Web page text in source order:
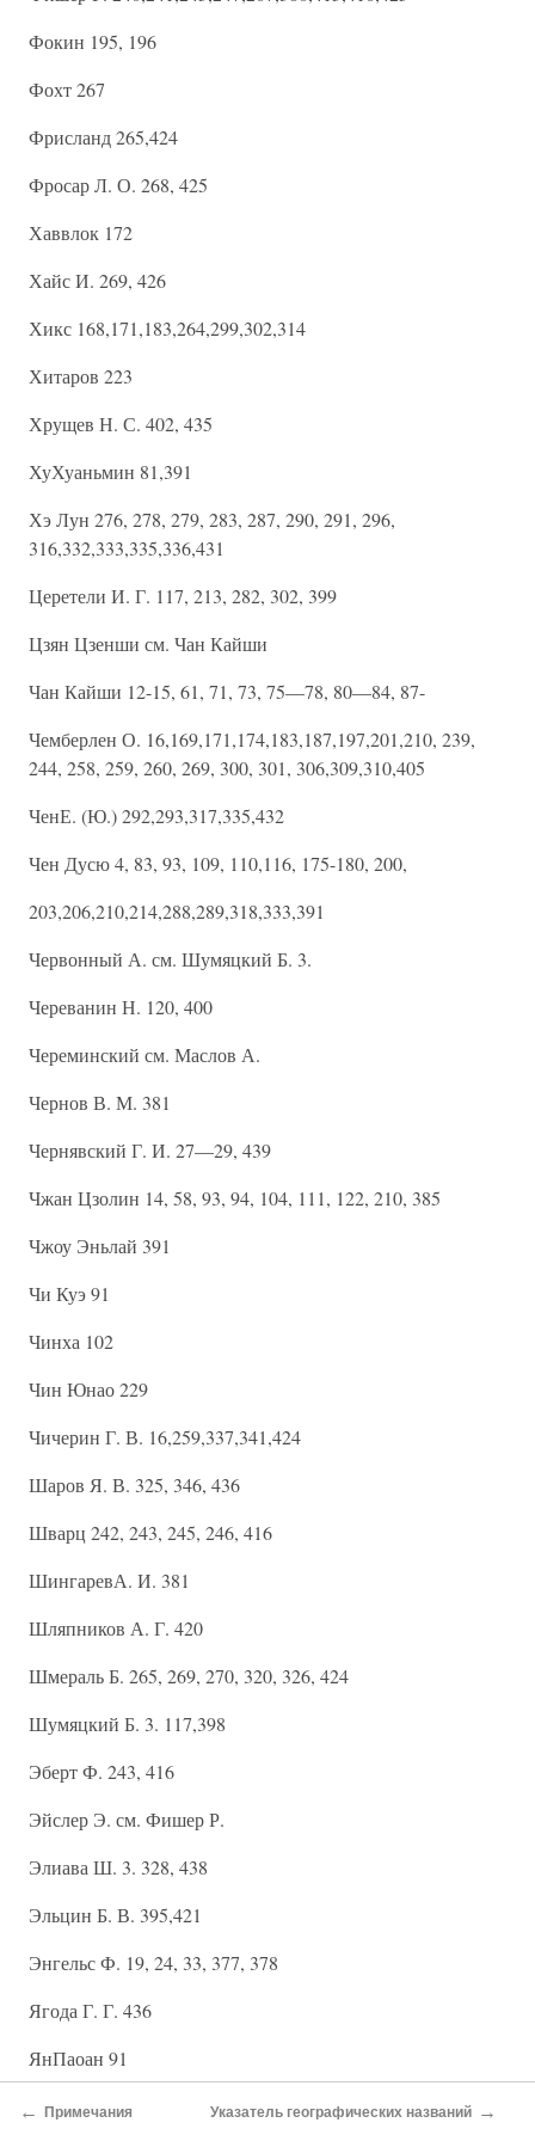
Фокин 195, 196
Фохт 267
Фрисланд 265,424
Фросар Л. О. 268, 425
Хаввлок 172
Хайс И. 269, 426
Хикс 168,171,183,264,299,302,314
Хитаров 223
Хрущев Н. С. 402, 435
ХуХуаньмин 81,391
Хэ Лун 276, 278, 279, 283, 287, 290, 291, 296,
316,332,333,335,336,431
Церетели И. Г. 117, 213, 282, 302, 399
Цзян Цзенши см. Чан Кайши
Чан Кайши 12-15, 61, 71, 73, 75—78, 80—84, 87-
Чемберлен О. 16,169,171,174,183,187,197,201,210, 239,
244, 258, 259, 260, 269, 300, 301, 306,309,310,405
ЧенЕ. (Ю.) 292,293,317,335,432
Чен Дусю 4, 83, 93, 109, 110,116, 175-180, 200,
203,206,210,214,288,289,318,333,391
Червонный А. см. Шумяцкий Б. 3.
Череванин Н. 120, 400
Череминский см. Маслов А.
Чернов В. М. 381
Чернявский Г. И. 27—29, 439
Чжан Цзолин 14, 58, 93, 94, 104, 111, 122, 210, 385
Чжоу Эньлай 391
Чи Куэ 91
Чинха 102
Чин Юнао 229
Чичерин Г. В. 16,259,337,341,424
Шаров Я. В. 325, 346, 436
Шварц 242, 243, 245, 246, 416
ШингаревА. И. 381
Шляпников А. Г. 420
Шмераль Б. 265, 269, 270, 320, 326, 424
Шумяцкий Б. 3. 117,398
Эберт Ф. 243, 416
Эйслер Э. см. Фишер Р.
Элиава Ш. 3. 328, 438
Эльцин Б. В. 395,421
Энгельс Ф. 19, 24, 33, 377, 378
Ягода Г. Г. 436
ЯнПаоан 91
Янсон Н. М. 328, 438
← Примечания Указатель географических названий →